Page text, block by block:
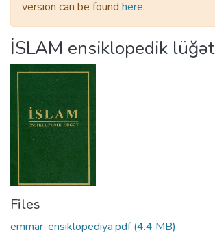
version can be found here.
İSLAM ensiklopedik lüğət
Files
emmar-ensiklopediya.pdf(4.4 MB)